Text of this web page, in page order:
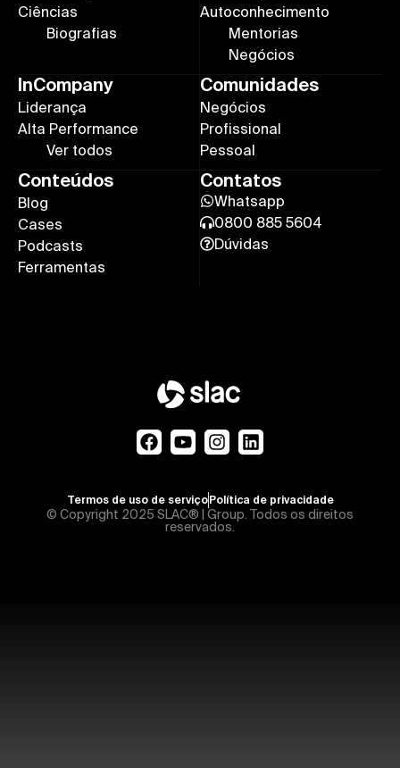
Ciências
Biografias
Autoconhecimento
Mentorias
Negócios
InCompany
Liderança
Alta Performance
Ver todos
Comunidades
Negócios
Profissional
Pessoal
Conteúdos
Blog
Cases
Podcasts
Ferramentas
Contatos
Whatsapp
0800 885 5604
Dúvidas
Termos de uso de serviçoPolítica de privacidade
© Copyright 2025 SLAC® | Group. Todos os direitos
reservados.